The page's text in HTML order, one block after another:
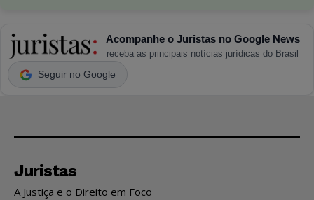
Acompanhe o Juristas no Google News
receba as principais notícias jurídicas do Brasil
Seguir no Google
Juristas
A Justiça e o Direito em Foco